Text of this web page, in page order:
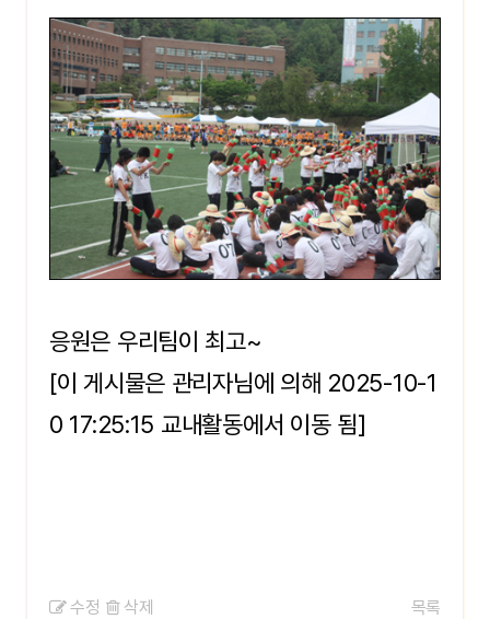
응원은 우리팀이 최고~
[이 게시물은 관리자님에 의해 2025-10-1
0 17:25:15 교내활동에서 이동 됨]
수정 삭제 목록